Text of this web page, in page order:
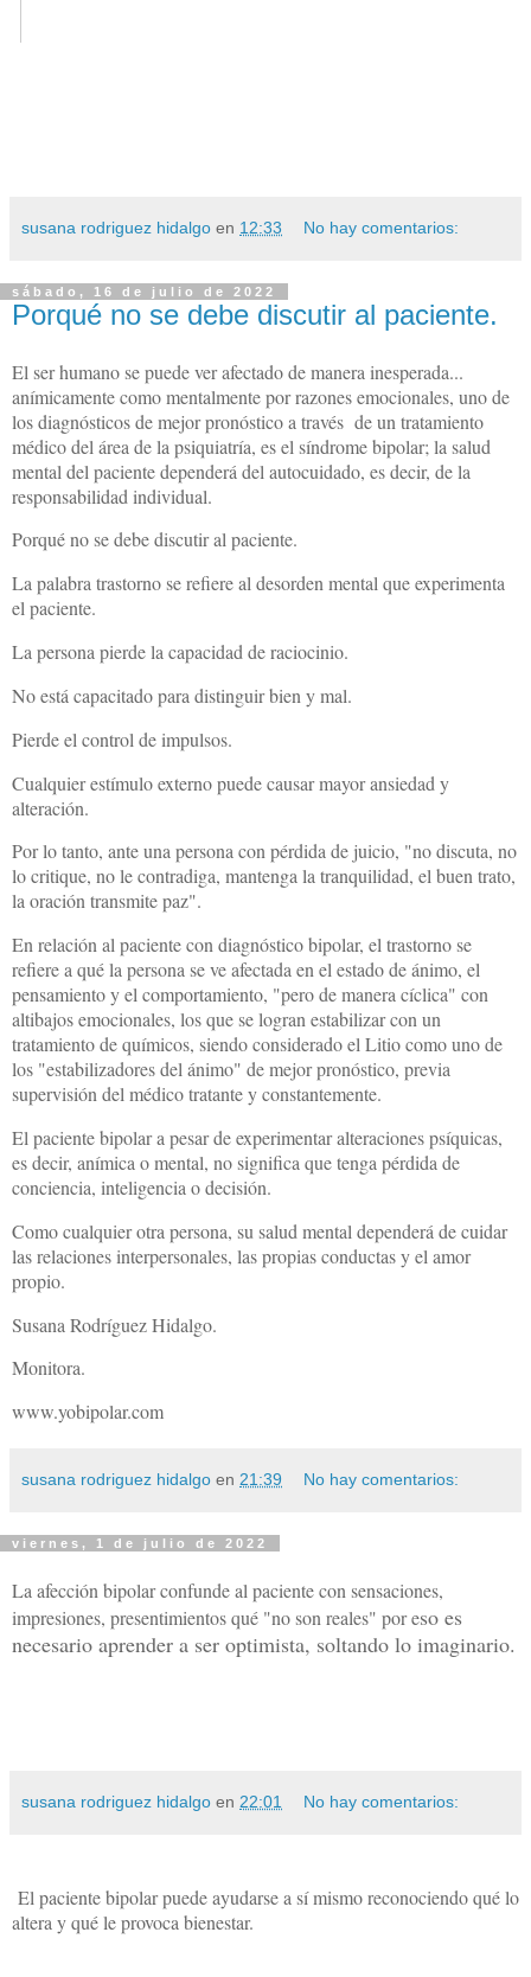
susana rodriguez hidalgo en 12:33 No hay comentarios:
sábado, 16 de julio de 2022
Porqué no se debe discutir al paciente.
El ser humano se puede ver afectado de manera inesperada...
anímicamente como mentalmente por razones emocionales, uno de
los diagnósticos de mejor pronóstico a través de un tratamiento
médico del área de la psiquiatría, es el síndrome bipolar; la salud
mental del paciente dependerá del autocuidado, es decir, de la
responsabilidad individual.
Porqué no se debe discutir al paciente.
La palabra trastorno se refiere al desorden mental que experimenta
el paciente.
La persona pierde la capacidad de raciocinio.
No está capacitado para distinguir bien y mal.
Pierde el control de impulsos.
Cualquier estímulo externo puede causar mayor ansiedad y
alteración.
Por lo tanto, ante una persona con pérdida de juicio, "no discuta, no
lo critique, no le contradiga, mantenga la tranquilidad, el buen trato,
la oración transmite paz".
En relación al paciente con diagnóstico bipolar, el trastorno se
refiere a qué la persona se ve afectada en el estado de ánimo, el
pensamiento y el comportamiento, "pero de manera cíclica" con
altibajos emocionales, los que se logran estabilizar con un
tratamiento de químicos, siendo considerado el Litio como uno de
los "estabilizadores del ánimo" de mejor pronóstico, previa
supervisión del médico tratante y constantemente.
El paciente bipolar a pesar de experimentar alteraciones psíquicas,
es decir, anímica o mental, no significa que tenga pérdida de
conciencia, inteligencia o decisión.
Como cualquier otra persona, su salud mental dependerá de cuidar
las relaciones interpersonales, las propias conductas y el amor
propio.
Susana Rodríguez Hidalgo.
Monitora.
www.yobipolar.com
susana rodriguez hidalgo en 21:39 No hay comentarios:
viernes, 1 de julio de 2022
La afección bipolar confunde al paciente con sensaciones,
impresiones, presentimientos qué "no son reales" por eso es
necesario aprender a ser optimista, soltando lo imaginario.
susana rodriguez hidalgo en 22:01 No hay comentarios:
El paciente bipolar puede ayudarse a sí mismo reconociendo qué lo
altera y qué le provoca bienestar.